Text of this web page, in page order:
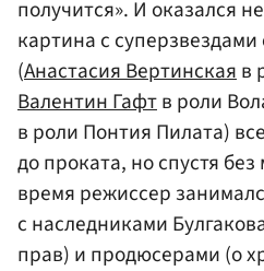
получится». И оказался
картина с
(Анастасия Вертинскаяв
Валентин Гафтв роли
в роли Понтия Пилата)
до проката, но спустя без
время режиссер
с наследниками
прав) и продюсерами (о